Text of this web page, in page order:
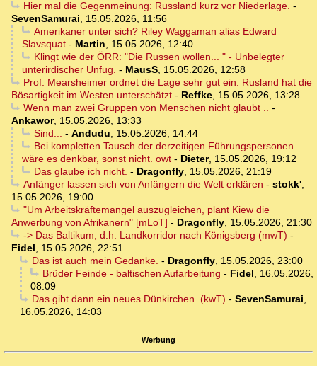
Hier mal die Gegenmeinung: Russland kurz vor Niederlage. -
SevenSamurai, 15.05.2026, 11:56
Amerikaner unter sich? Riley Waggaman alias Edward
Slavsquat - Martin, 15.05.2026, 12:40
Klingt wie der ÖRR: "Die Russen wollen... " - Unbelegter
unterirdischer Unfug. - MausS, 15.05.2026, 12:58
Prof. Mearsheimer ordnet die Lage sehr gut ein: Rusland hat die
Bösartigkeit im Westen unterschätzt - Reffke, 15.05.2026, 13:28
Wenn man zwei Gruppen von Menschen nicht glaubt .. -
Ankawor, 15.05.2026, 13:33
Sind... - Andudu, 15.05.2026, 14:44
Bei kompletten Tausch der derzeitigen Führungspersonen
wäre es denkbar, sonst nicht. owt - Dieter, 15.05.2026, 19:12
Das glaube ich nicht. - Dragonfly, 15.05.2026, 21:19
Anfänger lassen sich von Anfängern die Welt erklären - stokk',
15.05.2026, 19:00
"Um Arbeitskräftemangel auszugleichen, plant Kiew die
Anwerbung von Afrikanern" [mLoT] - Dragonfly, 15.05.2026, 21:30
-> Das Baltikum, d.h. Landkorridor nach Königsberg (mwT) -
Fidel, 15.05.2026, 22:51
Das ist auch mein Gedanke. - Dragonfly, 15.05.2026, 23:00
Brüder Feinde - baltischen Aufarbeitung - Fidel, 16.05.2026,
08:09
Das gibt dann ein neues Dünkirchen. (kwT) - SevenSamurai,
16.05.2026, 14:03
Werbung